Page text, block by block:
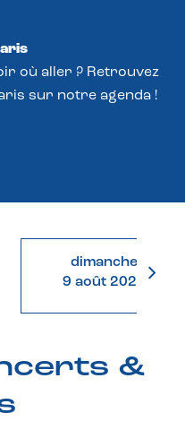
où aller ? Retrouvez
sur notre agenda !
dimanche
9 août 2026
&